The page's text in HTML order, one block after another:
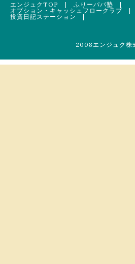
エンジュクTOP
| ふりーパパ塾 |
オプション・キャッシュフロークラブ |
投資日記ステーション
|
2008エンジュク株